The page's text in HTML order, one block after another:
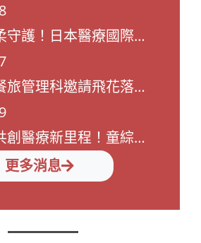
跨海的溫柔守護！日本醫療國際專門學校師生參訪仁德醫專 結緣「白沙屯媽祖御守」傳遞暖心祝福
仁德醫專餐旅管理科邀請飛花落院魏幸怡執行長專題演講
產學攜手共創醫療新里程！童綜合「白沙屯媽祖醫院」今日動土仁德醫專培育在地人才無縫接軌
更多消息